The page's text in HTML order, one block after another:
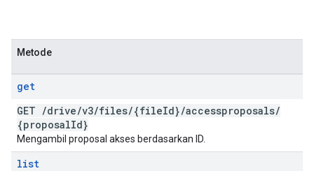
Metode
get
GET /drive/v3/files/{fileId}/accessproposals/
{proposalId}
Mengambil proposal akses berdasarkan ID.
list